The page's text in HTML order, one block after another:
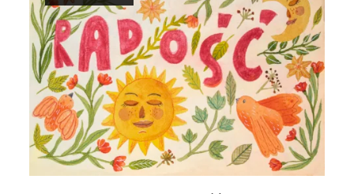
wybrać
na
stronie
produktu